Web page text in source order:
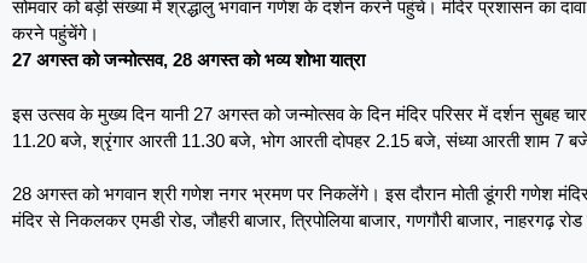
सोमवार को बड़ी संख्या में श्रद्धालु भगवान गणेश के दर्शन करने पहुंचे। मंदिर प्रशासन का
करने पहुंचेंगे।
27 अगस्त को जन्मोत्सव, 28 अगस्त को भव्य शोभा यात्रा
इस उत्सव के मुख्य दिन यानी 27 अगस्त को जन्मोत्सव के दिन मंदिर परिसर में दर्शन सुबह
11.20 बजे, श्रृंगार आरती 11.30 बजे, भोग आरती दोपहर 2.15 बजे, संध्या आरती शाम 7
28 अगस्त को भगवान श्री गणेश नगर भ्रमण पर निकलेंगे। इस दौरान मोती डूंगरी गणेश मंदिर से
मंदिर से निकलकर एमडी रोड, जौहरी बाजार, त्रिपोलिया बाजार, गणगौरी बाजार, नाहरगढ़